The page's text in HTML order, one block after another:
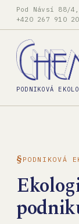
Pod Návsí 88/
+420 267 910
PODNIKOVÁ
PODNIKOVÁ